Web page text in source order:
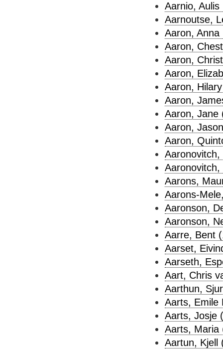
Aarnio, Aulis
Aarnoutse,
Aaron, Anna
Aaron,
Aaron,
Aaron,
Aaron,
Aaron,
Aaron, Jane
Aaron,
Aaron,
Aaronovitch,
Aarons,
Aarons-
Aaronson,
Aaronson,
Aarre, Bent
Aarset,
Aarseth,
Aart, Chris
Aarthun,
Aarts, Emile
Aarts, Josje
Aarts, Maria
Aartun, Kjell